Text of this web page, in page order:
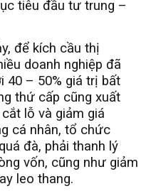
tiêu đầu tư trung –
để kích cầu thị
doanh nghiệp đã
40 – 50% giá trị bất
thứ cấp cũng xuất
lỗ và giảm giá
cá nhân, tổ chức
đà, phải thanh lý
vốn, cũng như giảm
leo thang.